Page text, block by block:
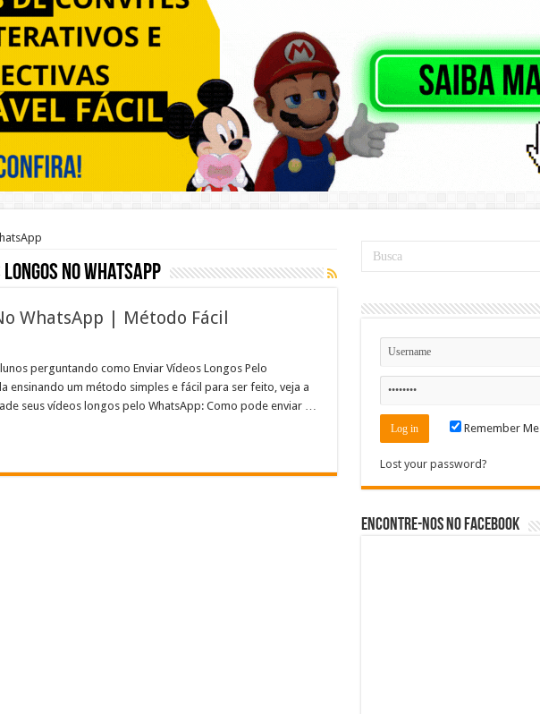
No WhatsApp
WhatsApp | Método Fácil
perguntando como Enviar Vídeos Longos Pelo
ensinando um método simples e fácil para ser feito, veja a
seus vídeos longos pelo WhatsApp: Como pode enviar …
Remember Me
Lost your password?
Encontre-nos no Facebook